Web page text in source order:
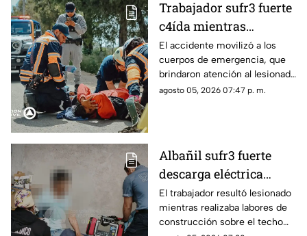
Trabajador sufr3 fuerte
c4ída mientras
trabajaba en Guadalupe
La Venta
El accidente movilizó a los
cuerpos de emergencia, que
brindaron atención al lesionado
antes de trasladarlo a un
agosto 05, 2026 07:47 p. m.
Albañil sufr3 fuerte
descarga eléctrica
mientras trabajaba en
una azotea de San José
Buenavista
El trabajador resultó lesionado
mientras realizaba labores de
construcción sobre el techo